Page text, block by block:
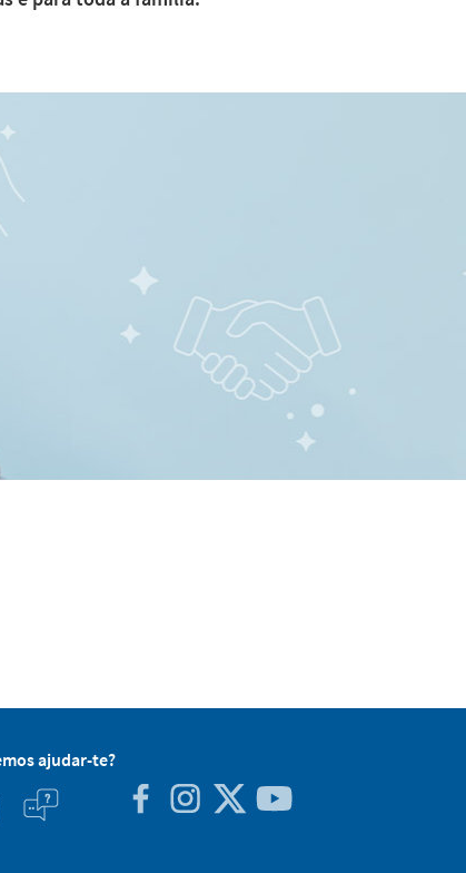
o que precisa na Stikets. Aquarelas para pintar
lindas mandalas e relaxar ou um
e para toda a família.